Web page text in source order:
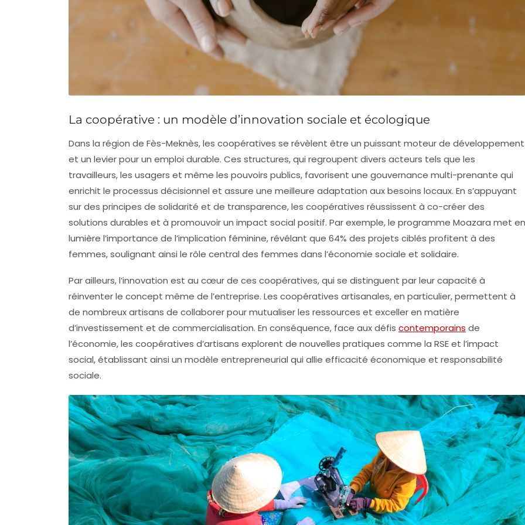
La coopérative : un modèle d’innovation sociale et écologique
Dans la région de Fès-Meknès, les coopératives se révèlent être un puissant moteur de développement
et un levier pour un emploi durable. Ces structures, qui regroupent divers acteurs tels que les
travailleurs, les usagers et même les pouvoirs publics, favorisent une gouvernance multi-prenante qui
enrichit le processus décisionnel et assure une meilleure adaptation aux besoins locaux. En s’appuyant
sur des principes de solidarité et de transparence, les coopératives réussissent à co-créer des
solutions durables et à promouvoir un impact social positif. Par exemple, le programme Moazara met en
lumière l’importance de l’implication féminine, révélant que 64% des projets ciblés profitent à des
femmes, soulignant ainsi le rôle central des femmes dans l’économie sociale et solidaire.
Par ailleurs, l’innovation est au cœur de ces coopératives, qui se distinguent par leur capacité à
réinventerle concept même de l’entreprise. Les coopératives artisanales, en particulier, permettent à
de nombreux artisans de collaborer pour mutualiser les ressources et exceller en matière
d’investissement et de commercialisation. En conséquence, face aux défis contemporains de
l’économie, les coopératives d’artisans explorent de nouvelles pratiques comme la RSEet l’impact
social, établissant ainsi un modèle entrepreneurial qui allie efficacité économique et responsabilité
sociale.